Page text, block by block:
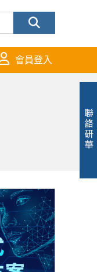
會員登入